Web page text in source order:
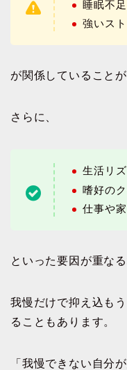
睡眠不足
強いス
が関係していることが
さらに、
生活リ
嗜好の
仕事や
といった要因が重な
我慢だけで抑え込も
ることもあります。
「我慢できない自分